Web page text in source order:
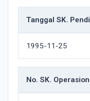
Tanggal SK.
1995-11-25
No. SK.